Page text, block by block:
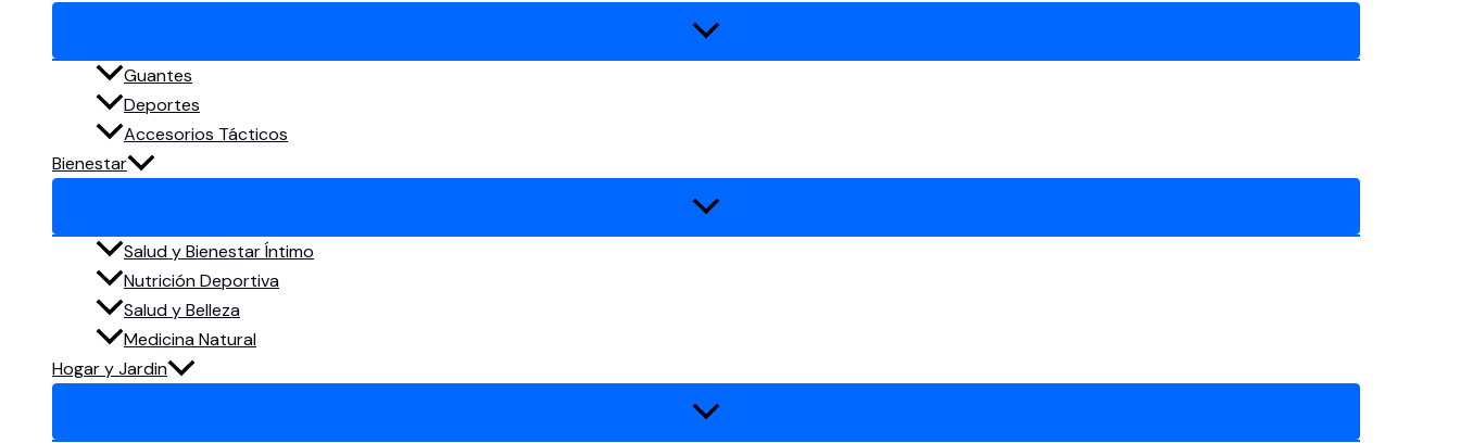
Guantes
Deportes
Accesorios Tácticos
Bienestar
Salud y Bienestar Íntimo
Nutrición Deportiva
Salud y Belleza
Medicina Natural
Hogar y Jardin